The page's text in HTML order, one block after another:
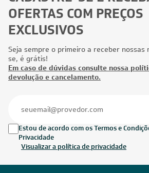
OFERTAS COM PREÇOS
EXCLUSIVOS
Seja sempre o primeiro a receber nossas
se, é grátis!
Em caso de dúvidas consulte nossa
devolução e cancelamento.
Estou de acordo com os Termos e
Privacidade
Visualizar a política de privacidade